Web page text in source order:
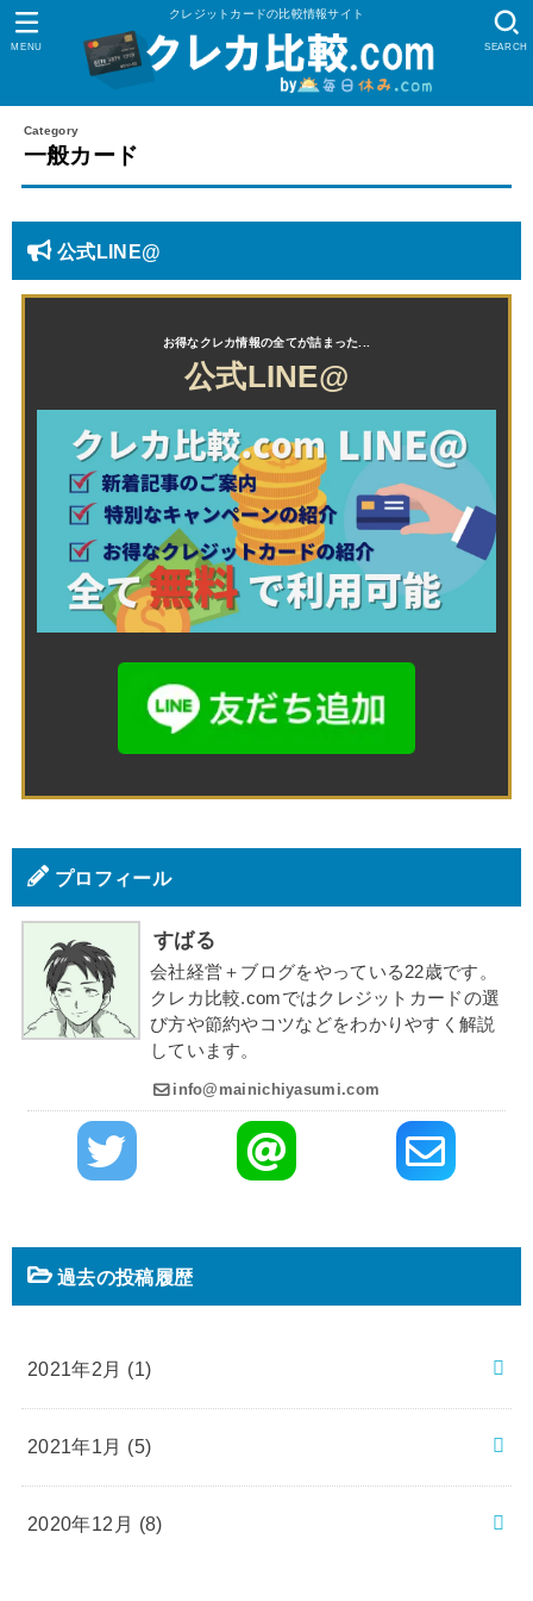
クレジットカードの比較情報サイト
SEARCH
MENU
一般カード
公式LINE@
公式LINE@
プロフィール
すばる
会社経営＋ブログをやっている22歳です。
クレカ比較.comではクレジットカードの選
び方や節約やコツなどをわかりやすく解説
しています。
info@mainichiyasumi.com
過去の投稿履歴
2021年2月 (1)
2021年1月 (5)
2020年12月 (8)